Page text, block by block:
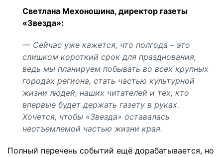
Светлана Мехоношина, директор газеты
«Звезда»:
— Сейчас уже кажется, что полгода – это
слишком короткий срок для празднования,
ведь мы планируем побывать во всех крупных
городах региона, стать частью культурной
жизни людей, наших читателей и тех, кто
впервые будет держать газету в руках.
Хочется, чтобы «Звезда» оставалась
неотъемлемой частью жизни края.
Полный перечень событий ещё дорабатывается, но